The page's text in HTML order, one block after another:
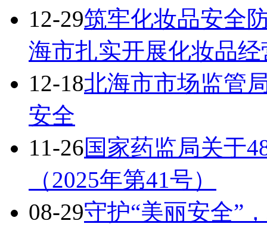
12-29筑牢化妆品安全
海市扎实开展化妆品
12-18北海市市场监管
安全
11-26国家药监局关于
（2025年第41号）
08-29守护“美丽安全”